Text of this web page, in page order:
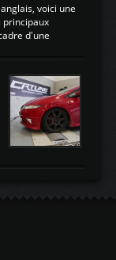
voici une
principaux
d'une
si un terme
manquant, au
cet article
-30- 80°C
moteurtemp